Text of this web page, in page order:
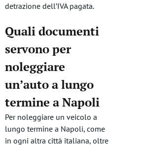
detrazione dell’IVA pagata.
Quali documenti
servono per
noleggiare
un’auto a lungo
termine a Napoli
Per noleggiare un veicolo a
lungo termine a Napoli, come
in ogni altra città italiana, oltre